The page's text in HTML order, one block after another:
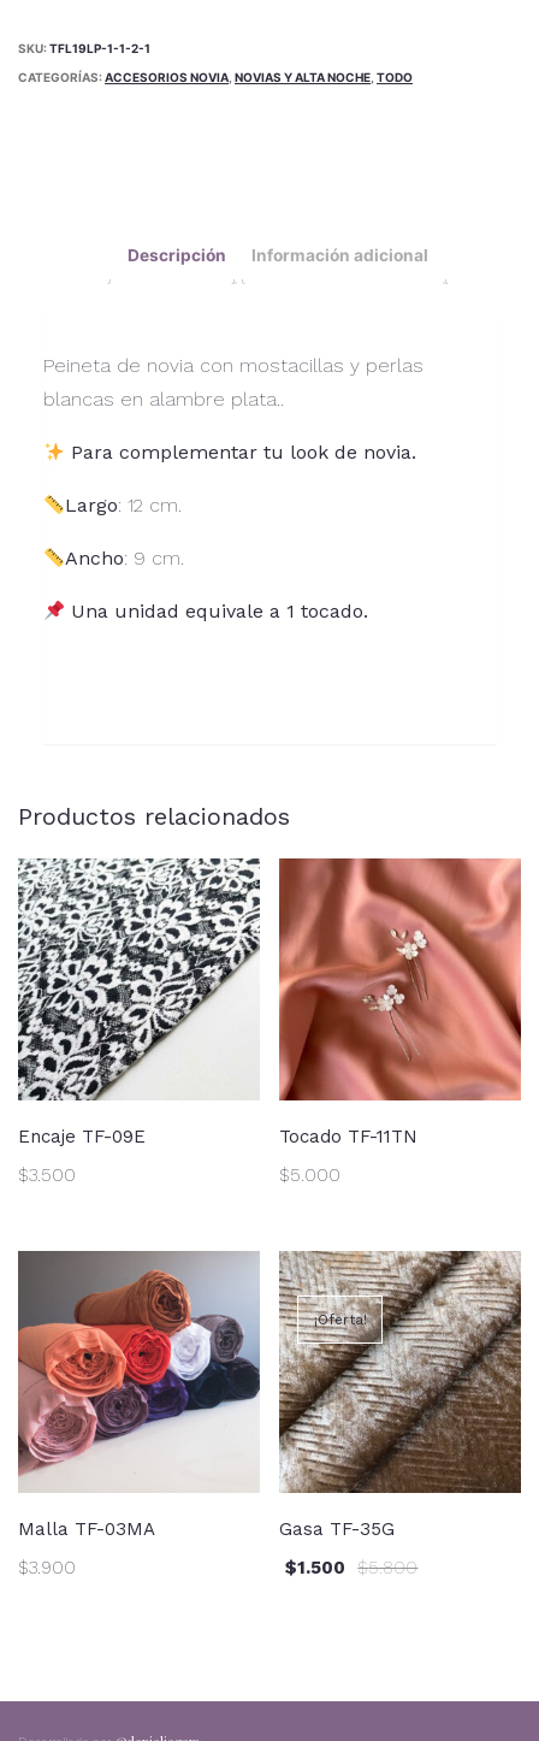
SKU:TFL19LP-1-1-2-1
CATEGORÍAS:ACCESORIOS NOVIA, NOVIAS Y ALTA NOCHE, TODO
Descripción Información adicional
Peineta de novia con mostacillas y perlas
blancas en alambre plata..
Para complementar tu look de novia.
Largo: 12 cm.
Ancho: 9 cm.
Una unidad equivale a 1 tocado.
Productos relacionados
Encaje TF-09E
$3.500
Tocado TF-11TN
$5.000
Malla TF-03MA
$3.900
¡Oferta!
Gasa TF-35G
$5.800
$1.500